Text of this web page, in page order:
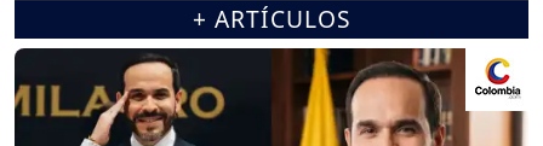
+ ARTÍCULOS